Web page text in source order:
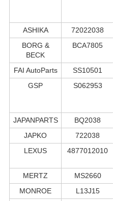
ASHIKA 72022038
BORG &
BECK
BCA7805
FAI AutoParts SS10501
GSP
S062953
JAPANPARTS BQ2038
JAPKO
722038
LEXUS
4877012010
MERTZ
MS2660
MONROE
L13J15